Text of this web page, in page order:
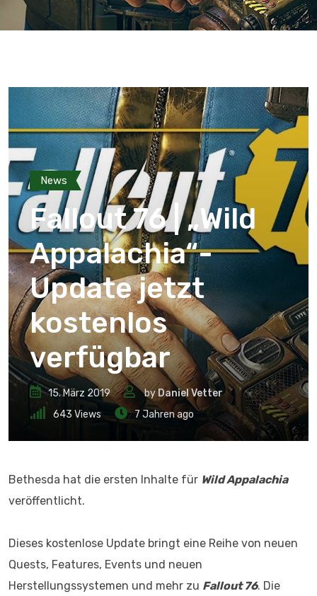
News
Fallout 76 | „Wild
Appalachia“-
Update jetzt
kostenlos
verfügbar
15. März 2019 byDaniel Vetter
643 Views 7 Jahren ago
Bethesda hat die ersten Inhalte für Wild Appalachia
veröffentlicht.
Dieses kostenlose Update bringt eine Reihe von neuen
Quests, Features, Events und neuen
Herstellungssystemen und mehr zu Fallout 76. Die